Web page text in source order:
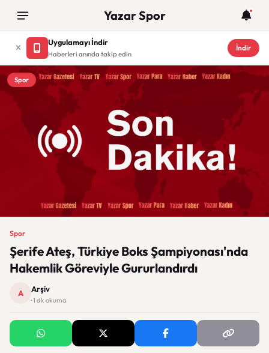
Yazar Spor
Uygulamayı İndir
Haberleri anında takip edin
İndir
Spor
Spor
Şerife Ateş, Türkiye Boks Şampiyonası'nda
Hakemlik Göreviyle Gururlandırdı
A Arşiv
· 1 dk okuma